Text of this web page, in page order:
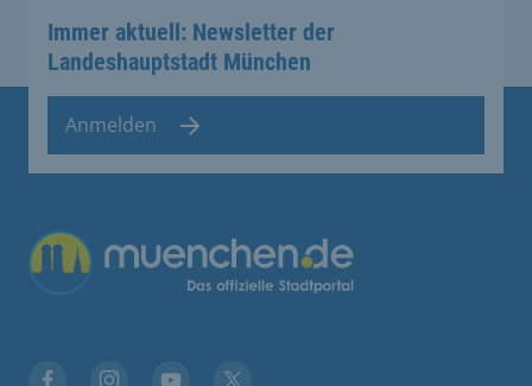
Immer aktuell: Newsletter der
Landeshauptstadt München
Anmelden
Übergreifende Links